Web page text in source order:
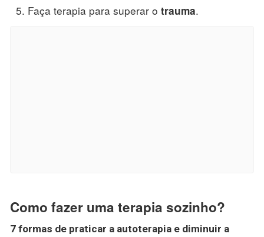
Faça terapia para superar o trauma.
Como fazer uma terapia sozinho?
7 formas de praticar a autoterapia e diminuir a